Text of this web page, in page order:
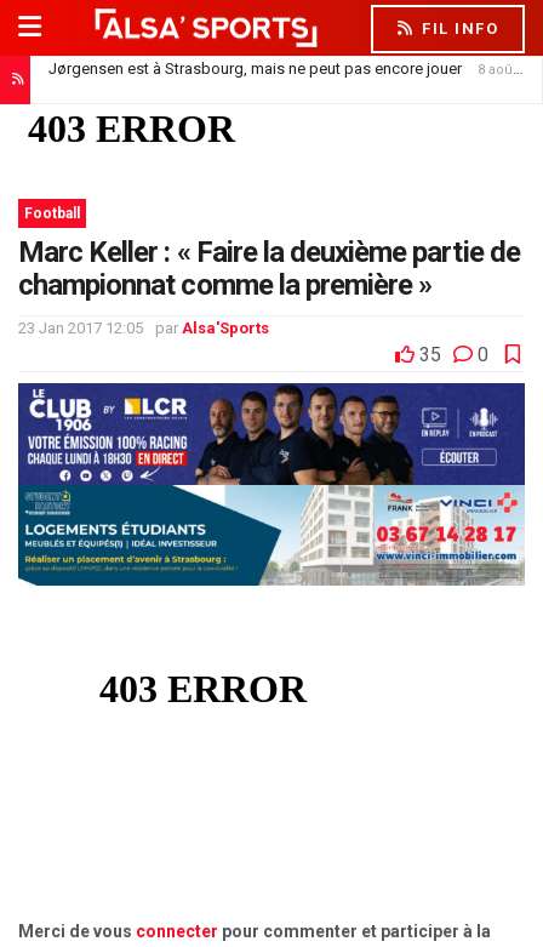
FIL INFO
Jørgensen est à Strasbourg, mais ne peut pas encore jouer 8 août 2026
Football
Marc Keller : « Faire la deuxième partie de
championnat comme la première »
23 Jan 2017 12:05 par Alsa'Sports
35 0
Merci de vous connecter pour commenter et participer à la